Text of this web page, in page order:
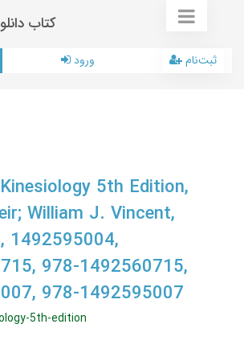
کتاب
ورود ثبت‌نام
5th Edition,
William J. Vincent,
1492595004,
978-1492560715,
978-1492595007
5th-edition